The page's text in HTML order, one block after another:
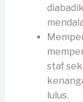
staf
lulus.